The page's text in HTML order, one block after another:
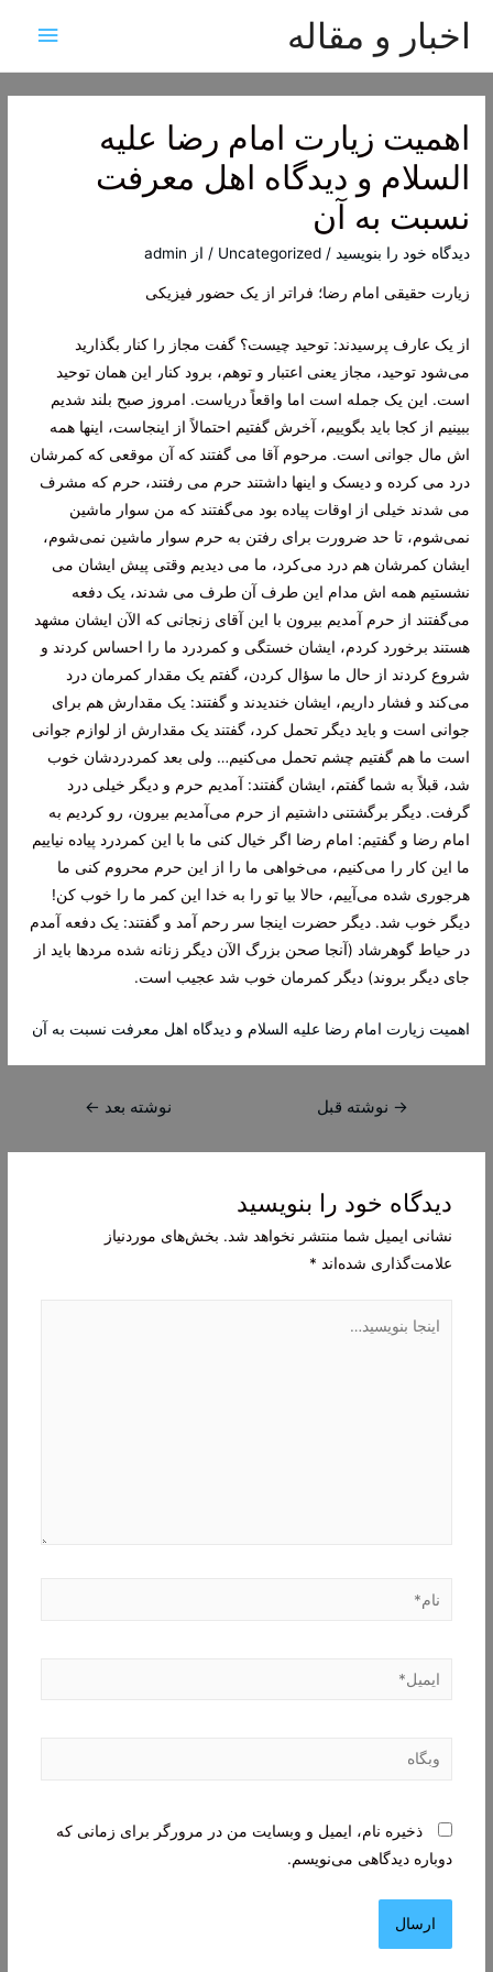
اخبار و مقاله
اصلی
اهمیت زیارت امام رضا علیه
السلام و دیدگاه اهل معرفت
نسبت به آن
دیدگاه‌ خود را بنویسید /
Uncategorized / از admin
زیارت حقیقی امام رضا؛ فراتر از یک حضور فیزیکی
از یک عارف پرسیدند: توحید چیست؟ گفت مجاز را کنار بگذارید
می‌شود توحید، مجاز یعنی اعتبار و توهم، برود کنار این همان توحید
است. این یک جمله است اما واقعاً دریاست. امروز صبح بلند شدیم
ببینیم از کجا باید بگوییم، آخرش گفتیم احتمالاً از اینجاست، اینها همه
اش مال جوانی است. مرحوم آقا می گفتند که آن موقعی که کمرشان
درد می کرده و دیسک و اینها داشتند حرم می رفتند، حرم که مشرف
می شدند خیلی از اوقات پیاده بود می‌گفتند که من سوار ماشین
نمی‌شوم، تا حد ضرورت برای رفتن به حرم سوار ماشین نمی‌شوم،
ایشان کمرشان هم درد می‌کرد، ما می دیدیم وقتی پیش ایشان می
نشستیم همه اش مدام این طرف آن طرف می شدند، یک دفعه
می‌گفتند از حرم آمدیم بیرون با این آقای زنجانی که الآن ایشان مشهد
هستند برخورد کردم، ایشان خستگی و کمردرد ما را احساس کردند و
شروع کردند از حال ما سؤال کردن، گفتم یک مقدار کمرمان درد
می‌کند و فشار داریم، ایشان خندیدند و گفتند: یک مقدارش هم برای
جوانی است و باید دیگر تحمل کرد، گفتند یک مقدارش از لوازم جوانی
است ما هم گفتیم چشم تحمل می‌کنیم… ولی بعد کمردردشان خوب
شد، قبلاً به شما گفتم، ایشان گفتند: آمدیم حرم و دیگر خیلی درد
گرفت. دیگر برگشتنی داشتیم از حرم می‌آمدیم بیرون، رو کردیم به
امام رضا و گفتیم: امام رضا اگر خیال کنی ما با این کمردرد پیاده نیاییم
ما این کار را می‌کنیم، می‌خواهی ما را از این حرم محروم کنی ما
هرجوری شده می‌آییم، حالا بیا تو را به خدا این کمر ما را خوب کن!
دیگر خوب شد. دیگر حضرت اینجا سر رحم آمد و گفتند: یک دفعه آمدم
در حیاط گوهرشاد (آنجا صحن بزرگ الآن دیگر زنانه شده مردها باید از
جای دیگر بروند) دیگر کمرمان خوب شد عجیب است.
اهمیت زیارت امام رضا علیه السلام و دیدگاه اهل معرفت نسبت به آن
راهبری
→ نوشته قبل نوشته بعد ←
دیدگاه‌ خود را بنویسید
نشانی ایمیل شما منتشر نخواهد شد. بخش‌های موردنیاز
علامت‌گذاری شده‌اند *
بنویسید…
نام*
ایمیل*
وبگاه
ذخیره نام، ایمیل و وبسایت من در مرورگر برای زمانی که
دوباره دیدگاهی می‌نویسم.